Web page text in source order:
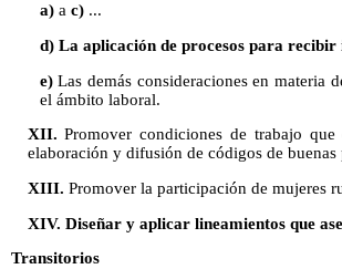
a)a c)...
d) La aplicación de procesos para
e)Las demás consideraciones en materia
el ámbito laboral.
XII. Promover condiciones de trabajo
elaboración y difusión de códigos de
XIII. Promover la participación de mujeres
XIV. Diseñar y aplicar lineamientos que
Transitorios